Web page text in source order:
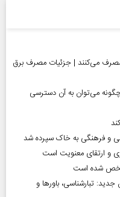
خانگی را مصرف می‌کنند | جزئیات مصرف برق
می‌توان به آن دسترسی
و فرهنگی به خاک سپرده شد
و ارتقای معنویت است
شده است
تبارشناسی، باور‌ها و